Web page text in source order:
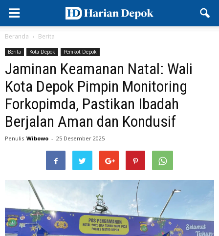
Beranda Berita
Berita Kota Depok Pemkot Depok
Jaminan Keamanan Natal: Wali
Kota Depok Pimpin Monitoring
Forkopimda, Pastikan Ibadah
Berjalan Aman dan Kondusif
Penulis Wibowo - 25 Desember 2025